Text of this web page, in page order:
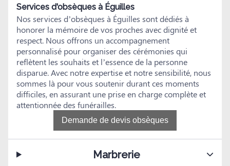
Services d'obsèques à Éguilles
Nos services d’obsèques à Éguilles sont dédiés à
honorer la mémoire de vos proches avec dignité et
respect. Nous offrons un accompagnement
personnalisé pour organiser des cérémonies qui
reflètent les souhaits et l’essence de la personne
disparue. Avec notre expertise et notre sensibilité, nous
sommes là pour vous soutenir durant ces moments
difficiles, en assurant une prise en charge complète et
attentionnée des funérailles.
Demande de devis obsèques
Marbrerie